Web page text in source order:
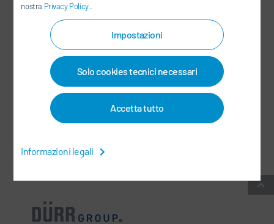
nostra Privacy Policy.
Impostazioni
Solo cookies tecnici necessari
Accetta tutto
Informazioni legali
SOCIAL MEDIA
NEWSLETTER
CONTATTI / SEDI
INFORMAZIONI LEGALI
-